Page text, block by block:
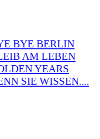
BYE BERLIN
AM LEBEN
YEARS
SIE WISSEN....